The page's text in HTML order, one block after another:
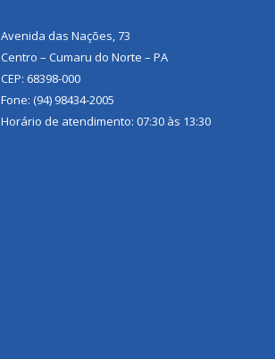
Avenida das Nações, 73
Centro – Cumaru do Norte – PA
CEP: 68398-000
Fone: (94) 98434-2005
Horário de atendimento: 07:30 às 13:30